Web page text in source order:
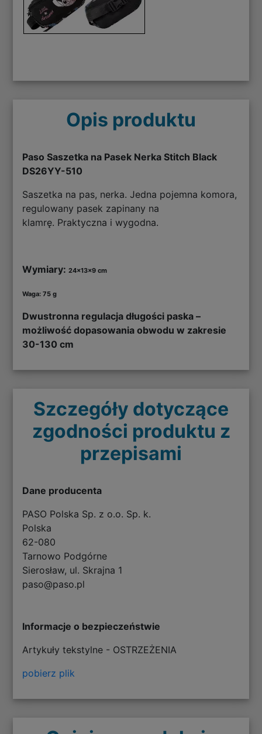
Opis produktu
Paso Saszetka na Pasek Nerka Stitch Black
DS26YY-510
Saszetka na pas, nerka. Jedna pojemna komora,
regulowany pasek zapinany na
klamrę. Praktyczna i wygodna.
Wymiary: 24x13x9 cm
Waga: 75 g
Dwustronna regulacja długości paska –
możliwość dopasowania obwodu w zakresie
30-130 cm
Szczegóły dotyczące
zgodności produktu z
przepisami
Dane producenta
PASO Polska Sp. z o.o. Sp. k.
Polska
62-080
Tarnowo Podgórne
Sierosław, ul. Skrajna 1
paso@paso.pl
Informacje o bezpieczeństwie
Artykuły tekstylne - OSTRZEŻENIA
pobierz plik